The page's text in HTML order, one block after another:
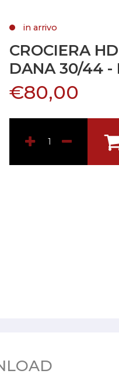
in arrivo
CROCIERA
DANA 30/44 -
€80,00